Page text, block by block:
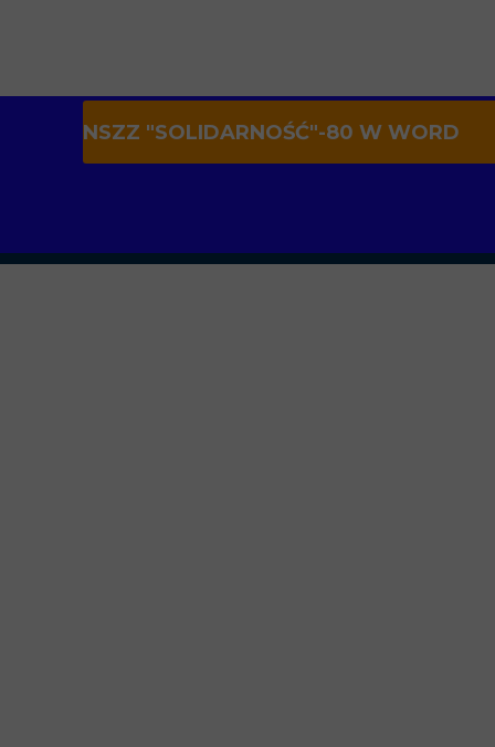
NSZZ "SOLIDARNOŚĆ"-80 W WORD